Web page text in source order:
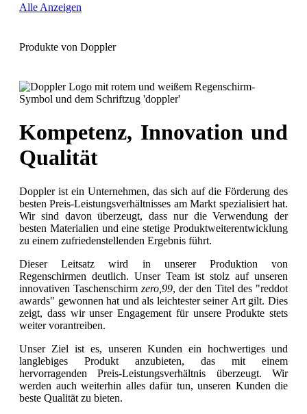
Alle Anzeigen
Produkte von Doppler
Kompetenz, Innovation und
Qualität
Doppler ist ein Unternehmen, das sich auf die Förderung des
besten Preis-Leistungsverhältnisses am Markt spezialisiert hat.
Wir sind davon überzeugt, dass nur die Verwendung der
besten Materialien und eine stetige Produktweiterentwicklung
zu einem zufriedenstellenden Ergebnis führt.
Dieser Leitsatz wird in unserer Produktion von
Regenschirmen deutlich. Unser Team ist stolz auf unseren
innovativen Taschenschirm zero,99, der den Titel des "reddot
awards" gewonnen hat und als leichtester seiner Art gilt. Dies
zeigt, dass wir unser Engagement für unsere Produkte stets
weiter vorantreiben.
Unser Ziel ist es, unseren Kunden ein hochwertiges und
langlebiges Produkt anzubieten, das mit einem
hervorragenden Preis-Leistungsverhältnis überzeugt. Wir
werden auch weiterhin alles dafür tun, unseren Kunden die
beste Qualität zu bieten.